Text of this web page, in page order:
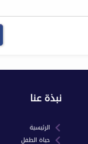
نبذة عنا
الرئيسية
حياة الطفل